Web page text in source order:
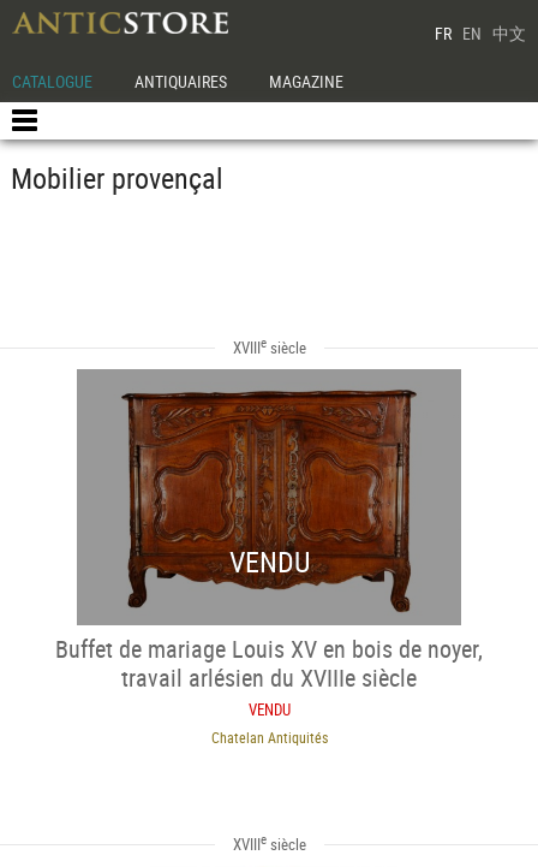
FR EN 中文
CATALOGUE ANTIQUAIRES MAGAZINE
Mobilier provençal
XVIIIesiècle
VENDU
Buffet de mariage Louis XV en bois de noyer,
travail arlésien du XVIIIe siècle
VENDU
Chatelan Antiquités
XVIIIesiècle